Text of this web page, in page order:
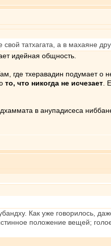
татхагата, а в махаяне
идейная общность.
где тхеравадин подумает о
то, что никогда не исчезает .
в анупадисеса
Как уже говорилось,
положение вещей;